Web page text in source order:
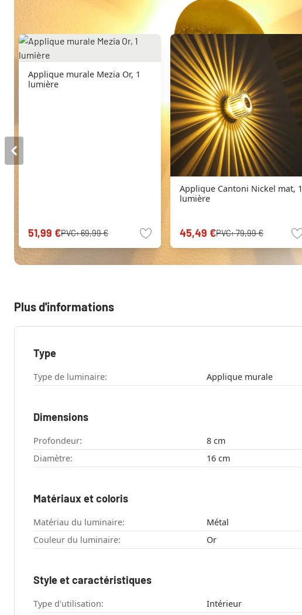
Applique murale Mezia Or, 1
lumière
51,99 €PVC:69,99 €
Applique Cantoni Nickel mat, 1
lumière
45,49 €PVC:79,99 €
Plus d'informations
Type
Type de luminaire: Applique murale
Dimensions
Profondeur:
8 cm
Diamètre:
16 cm
Matériaux et coloris
Matériau du luminaire:
Métal
Couleur du luminaire:
Or
Style et caractéristiques
Type d'utilisation:
Intérieur